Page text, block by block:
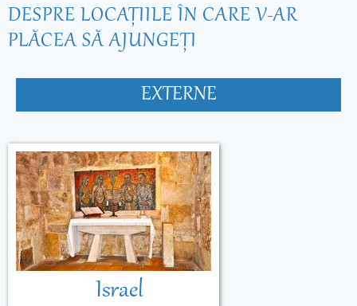
DESPRE LOCAŢIILE ÎN CARE V-AR
PLĂCEA SĂ AJUNGEŢI
EXTERNE
Armenia
Israel